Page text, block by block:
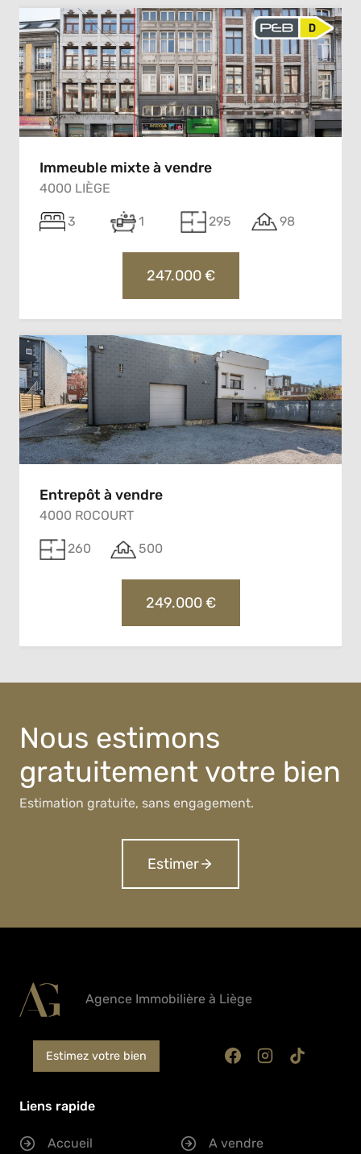
Immeuble mixte à vendre
4000 LIÈGE
3 1 295 98
247.000 €
Entrepôt à vendre
4000 ROCOURT
260 500
249.000 €
Nous estimons
gratuitement votre bien
Estimation gratuite, sans engagement.
Estimer
Agence Immobilière à Liège
Estimez votre bien
Liens rapide
Accueil
A vendre